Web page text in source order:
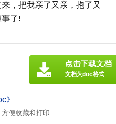
，把我亲了又亲，抱了又
了!
》
便收藏和打印
点击下载文档
文档为doc格式